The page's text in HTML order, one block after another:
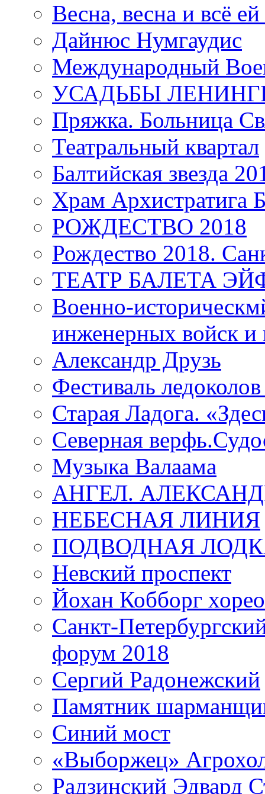
Весна, весна и всё
Дайнюс Нумгаудис
Международный
УСАДЬБЫ
Пряжка. Больница
Театральный квартал
Балтийская звезда
Храм
РОЖДЕСТВО 2018
Рождество 2018.
ТЕАТР БАЛЕТА
Военно-
инженерных войск и
Александр Друзь
Фестиваль
Старая Ладога.
Северная
Музыка Валаама
АНГЕЛ.
НЕБЕСНАЯ ЛИНИЯ
ПОДВОДНАЯ
Невский проспект
Йохан Кобборг
Санкт-
форум 2018
Сергий Радонежский
Памятник
Синий мост
«Выборжец»
Радзинский Эдвард